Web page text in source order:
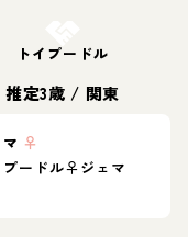
トイプードル
推定3歳 / 関東
♀
プードル♀ジェマ